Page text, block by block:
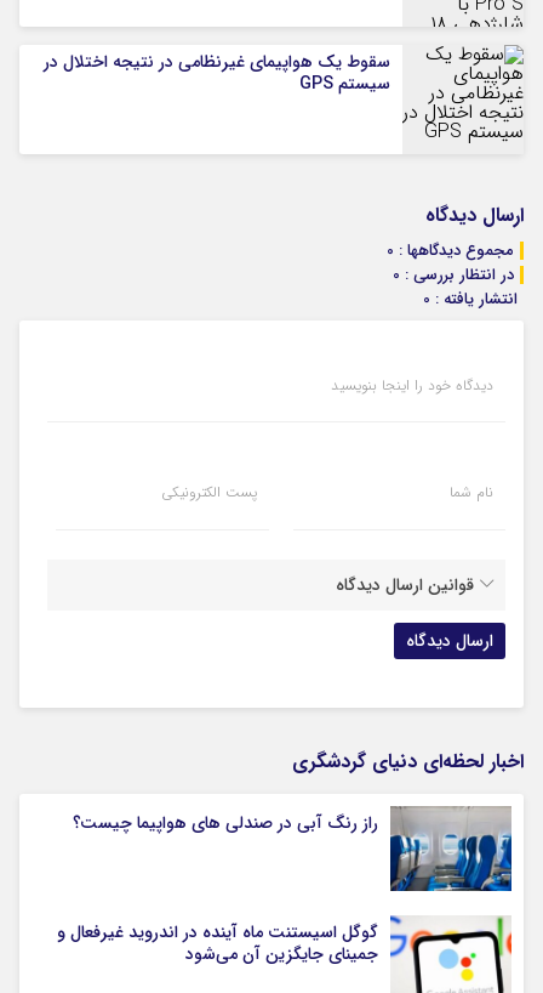
سقوط یک هواپیمای غیرنظامی در نتیجه اختلال در
سیستم‌ GPS
ارسال دیدگاه
مجموع دیدگاهها : 0
در انتظار بررسی : 0
انتشار یافته : 0
دیدگاه خود را اینجا بنویسید
نام شما پست الکترونیکی
قوانین ارسال دیدگاه
اخبار لحظه‌ای دنیای گردشگری
راز رنگ آبی در صندلی های هواپیما چیست؟
گوگل اسیستنت ماه آینده در اندروید غیرفعال و
جمینای جایگزین آن می‌شود